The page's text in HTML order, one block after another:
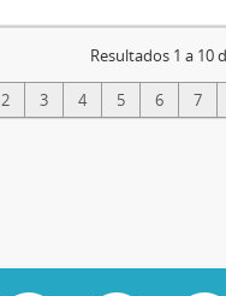
Resultados 1 a 10
2 3 4 5 6 7